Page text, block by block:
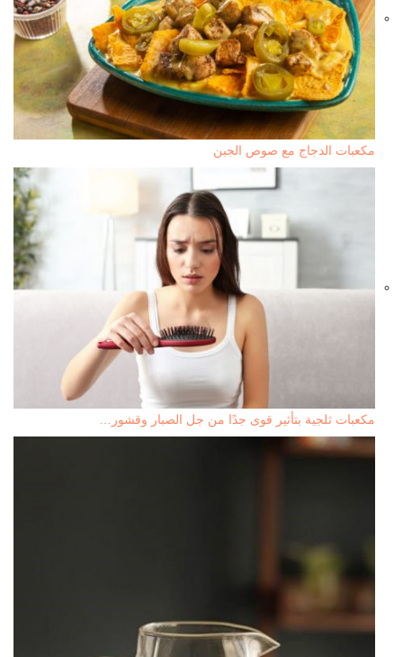
مكعبات الدجاج مع صوص الجبن
مكعبات ثلجية بتأثير قوى جدًا من جل الصبار وقشور…